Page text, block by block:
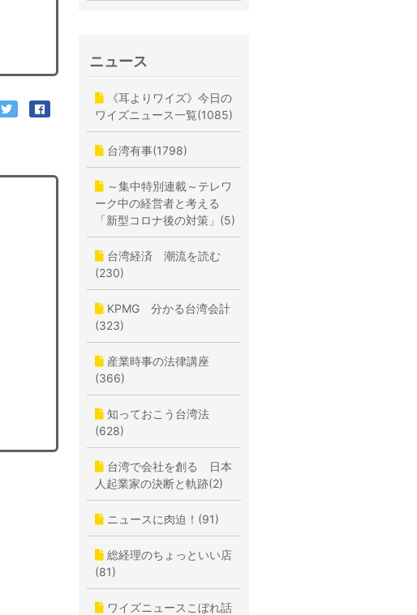
ニュース
《耳よりワイズ》今日の
ワイズニュース一覧(1085)
台湾有事(1798)
～集中特別連載～テレワ
ーク中の経営者と考える
「新型コロナ後の対策」(5)
台湾経済 潮流を読む
(230)
KPMG 分かる台湾会計
(323)
産業時事の法律講座
(366)
知っておこう台湾法
(628)
台湾で会社を創る 日本
人起業家の決断と軌跡(2)
ニュースに肉迫！(91)
総経理のちょっといい店
(81)
ワイズニュースこぼれ話